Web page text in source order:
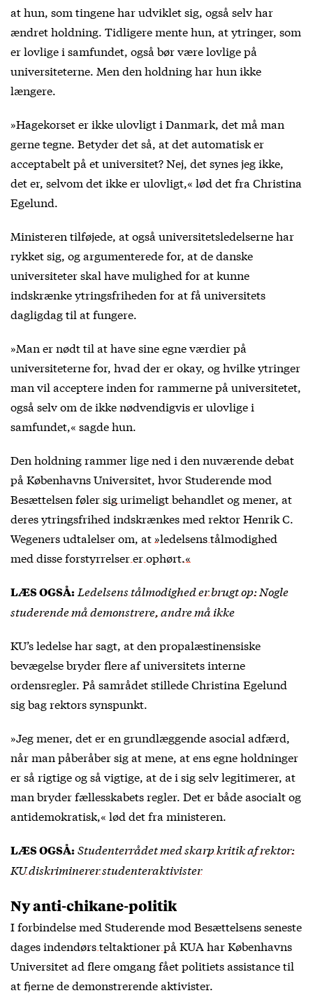
at hun, som tingene har udviklet sig, også selv har
ændret holdning. Tidligere mente hun, at ytringer, som
er lovlige i samfundet, også bør være lovlige på
universiteterne. Men den holdning har hun ikke
længere.
»Hagekorset er ikke ulovligt i Danmark, det må man
gerne tegne. Betyder det så, at det automatisk er
acceptabelt på et universitet? Nej, det synes jeg ikke,
det er, selvom det ikke er ulovligt,« lød det fra Christina
Egelund.
Ministeren tilføjede, at også universitetsledelserne har
rykket sig, og argumenterede for, at de danske
universiteter skal have mulighed for at kunne
indskrænke ytringsfriheden for at få universitets
dagligdag til at fungere.
»Man er nødt til at have sine egne værdier på
universiteterne for, hvad der er okay, og hvilke ytringer
man vil acceptere inden for rammerne på universitetet,
også selv om de ikke nødvendigvis er ulovlige i
samfundet,« sagde hun.
Den holdning rammer lige ned i den nuværende debat
på Københavns Universitet, hvorStuderende mod
Besættelsen føler sig urimeligt behandletog mener, at
deres ytringsfrihed indskrænkes med rektor Henrik C.
Wegeners udtalelser om, at »ledelsens tålmodighed
med disse forstyrrelser er ophørt.«
LÆS OGSÅ: Ledelsens tålmodighed er brugt op: Nogle
studerende må demonstrere, andre må ikke
KU’s ledelse har sagt, at den propalæstinensiske
bevægelse bryder flere af universitets interne
ordensregler. På samrådet stillede Christina Egelund
sig bag rektors synspunkt.
»Jeg mener, det er en grundlæggende asocial adfærd,
når man påberåber sig at mene, at ens egne holdninger
er så rigtige og så vigtige, at de i sig selv legitimerer, at
man bryder fællesskabets regler. Det er både asocialt og
antidemokratisk,« lød det fra ministeren.
LÆS OGSÅ:Studenterrådet med skarp kritik af rektor:
KU diskriminerer studenteraktivister
Ny anti-chikane-politik
I forbindelse med Studerende mod Besættelsens seneste
dagesindendørs teltaktioner på KUA har Københavns
Universitet ad flere omgang fået politiets assistance til
at fjerne de demonstrerende aktivister.